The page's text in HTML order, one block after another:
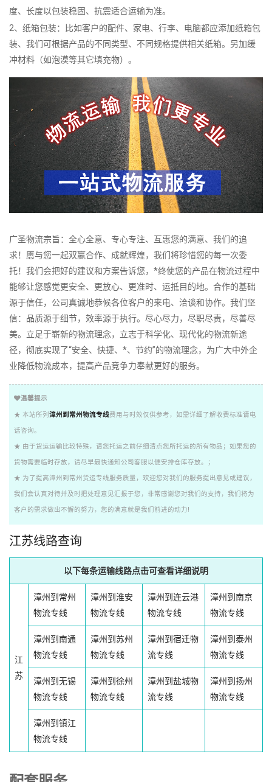
度、长度以包装稳固、抗震适合运输为准。
2、纸箱包装：比如客户的配件、家电、行李、电脑都应添加纸箱包
装、我们可根据产品的不同类型、不同规格提供相关纸箱。另加缓
冲材料（如泡漠等其它填充物）。
广圣物流宗旨：全心全意、专心专注、互惠您的满意、我们的追
求！愿与您一起双赢合作、成就辉煌，我们将珍惜您的每一次委
托！我们会把好的建议和方案告诉您，*终使您的产品在物流过程中
能够让您感觉更安全、更放心、更准时、运抵目的地。合作的基础
源于信任，公司真诚地恭候各位客户的来电、洽谈和协作。我们坚
信：品质源于细节，效率源于执行。尽心尽力，尽职尽责，尽善尽
美。立足于崭新的物流理念，立志于科学化、现代化的物流新途
径，彻底实现了“安全、快捷、*、节约”的物流理念，为广大中外企
业降低物流成本，提高产品竞争力奉献更好的服务。
温馨提示
★ 本站所列 漳州到常州物流专线费用与时效仅供参考，如需详细了解收费标准请电
话咨询。
★ 由于货运运输比较特殊，请您托运之前仔细清点您所托运的所有物品；如果您的
货物需要临时存放，请尽早最快通知公司客服以便安排仓库存放。；
★ 为了提高漳州到常州货运专线服务质量，欢迎您对我们的服务提出意见或建议，
我们会认真对待并及时把处理意见汇报于您，非常感谢您对我们的支持，我们将为
客户的需求做出不懈的努力，您的满意就是我们前进的动力!
江苏线路查询
以下每条运输线路点击可查看详细说明
江
苏
漳州到常州
物流专线
漳州到淮安
物流专线
漳州到连云港
物流专线
漳州到南京
物流专线
漳州到南通
物流专线
漳州到苏州
物流专线
漳州到宿迁物
流专线
漳州到泰州
物流专线
漳州到无锡
物流专线
漳州到徐州
物流专线
漳州到盐城物
流专线
漳州到扬州
物流专线
漳州到镇江
物流专线